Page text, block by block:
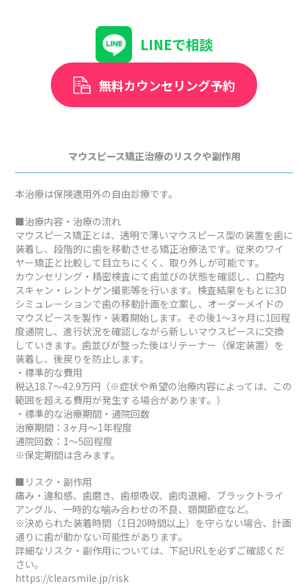
LINEで相談
無料カウンセリング予約
マウスピース矯正治療のリスクや副作用
本治療は保険適用外の自由診療です。
■治療内容・治療の流れ
マウスピース矯正とは、透明で薄いマウスピース型の装置を歯に
装着し、段階的に歯を移動させる矯正治療法です。従来のワイ
ヤー矯正と比較して目立ちにくく、取り外しが可能です。
カウンセリング・精密検査にて歯並びの状態を確認し、口腔内
スキャン・レントゲン撮影等を行います。検査結果をもとに3D
シミュレーションで歯の移動計画を立案し、オーダーメイドの
マウスピースを製作・装着開始します。その後1～3ヶ月に1回程
度通院し、進行状況を確認しながら新しいマウスピースに交換
していきます。歯並びが整った後はリテーナー（保定装置）を
装着し、後戻りを防止します。
・標準的な費用
税込18.7～42.9万円（※症状や希望の治療内容によっては、この
範囲を超える費用が発生する場合があります。）
・標準的な治療期間・通院回数
治療期間：3ヶ月～1年程度
通院回数：1～5回程度
※保定期間は含みます。
■リスク・副作用
痛み・違和感、歯磨き、歯根吸収、歯肉退縮、ブラックトライ
アングル、一時的な噛み合わせの不良、顎関節症など。
※決められた装着時間（1日20時間以上）を守らない場合、計画
通りに歯が動かない可能性があります。
詳細なリスク・副作用については、下記URLを必ずご確認くだ
さい。
https://clearsmile.jp/risk